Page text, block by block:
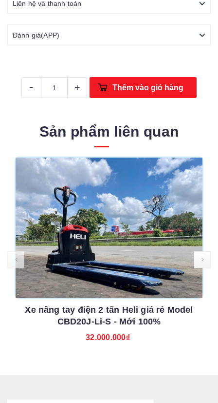
Liên hệ và thanh toán
Đánh giá(APP)
- + Thêm vào giỏ hàng
Sản phẩm liên quan
Xe nâng tay điện 2 tấn Heli giá rẻ Model
CBD20J-Li-S - Mới 100%
32.000.000₫